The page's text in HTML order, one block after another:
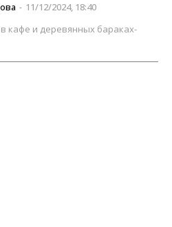
- 11/12/2024, 18:40
кафе и деревянных бараках-